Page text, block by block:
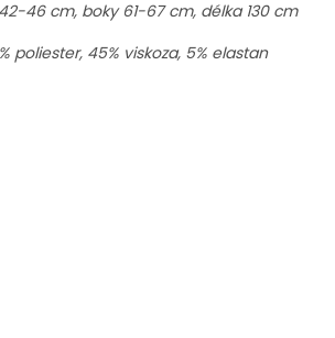
46 cm, boky 61-67 cm, délka 130 cm
poliester, 45% viskoza, 5% elastan